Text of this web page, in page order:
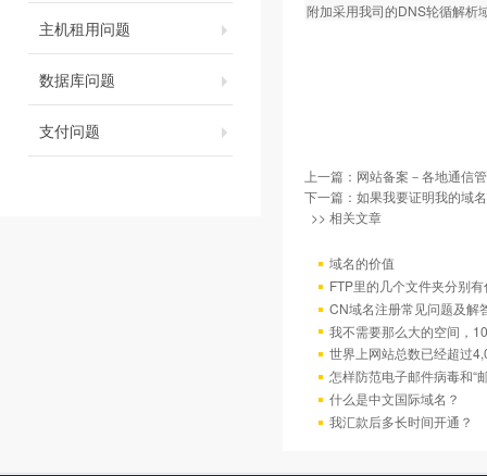
主机租用问题
数据库问题
支付问题
附加采用我司的DNS轮循解析
上一篇： 网站备案－各地通信
下一篇： 如果我要证明我的域
>> 相关文章
域名的价值
FTP里的几个文件夹分别
CN域名注册常见问题及解
我不需要那么大的空间，
世界上网站总数已经超过
怎样防范电子邮件病毒和“
什么是中文国际域名？
我汇款后多长时间开通？